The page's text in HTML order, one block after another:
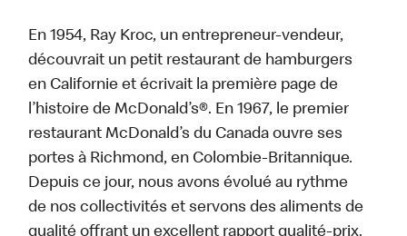
En 1954, Ray Kroc, un entrepreneur-vendeur,
découvrait un petit restaurant de hamburgers
en Californie et écrivait la première page de
l’histoire de McDonald’s®. En 1967, le premier
restaurant McDonald’s du Canada ouvre ses
portes à Richmond, en Colombie-Britannique.
Depuis ce jour, nous avons évolué au rythme
de nos collectivités et servons des aliments de
qualité offrant un excellent rapport qualité-prix.